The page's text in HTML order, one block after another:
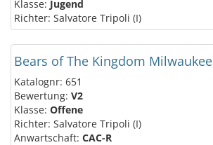
Klasse: Jugend
Richter: Salvatore Tripoli (I)
Bears of The Kingdom Milwaukee
Katalognr: 651
Bewertung: V2
Klasse: Offene
Richter: Salvatore Tripoli (I)
Anwartschaft: CAC-R